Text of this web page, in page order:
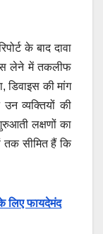
के बाद दावा
लेने में तकलीफ
डिवाइस की मांग
व्यक्तियों की
लक्षणों का
तक सीमित हैं कि
फायदेमंद